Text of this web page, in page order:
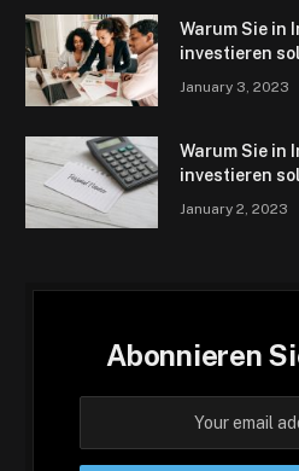
Warum Sie in
investieren
January 3, 2023
Warum Sie in
investieren
January 2, 2023
Abonnieren